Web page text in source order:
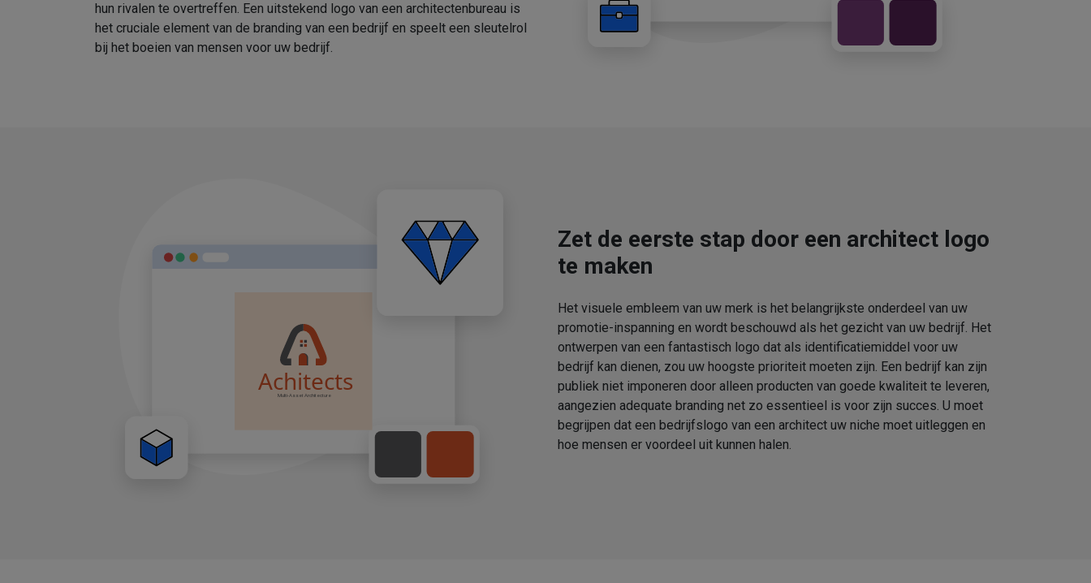
hun rivalen te overtreffen. Een uitstekend logo van een architectenbureau is
het cruciale element van de branding van een bedrijf en speelt een sleutelrol
bij het boeien van mensen voor uw bedrijf.
Zet de eerste stap door een architect logo
te maken
Het visuele embleem van uw merk is het belangrijkste onderdeel van uw
promotie-inspanning en wordt beschouwd als het gezicht van uw bedrijf. Het
ontwerpen van een fantastisch logo dat als identificatiemiddel voor uw
bedrijf kan dienen, zou uw hoogste prioriteit moeten zijn. Een bedrijf kan zijn
publiek niet imponeren door alleen producten van goede kwaliteit te leveren,
aangezien adequate branding net zo essentieel is voor zijn succes. U moet
begrijpen dat een bedrijfslogo van een architect uw niche moet uitleggen en
hoe mensen er voordeel uit kunnen halen.